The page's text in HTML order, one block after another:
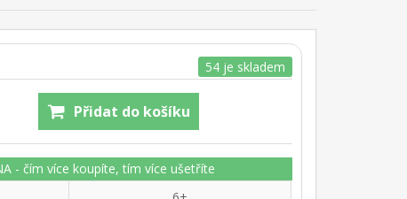
54 je skladem
- čím více koupíte, tím více ušetříte